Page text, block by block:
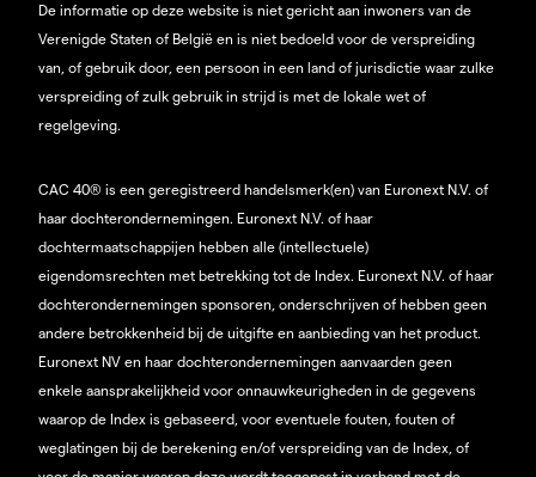
De informatie op deze website is niet gericht aan inwoners van de
Verenigde Staten of België en is niet bedoeld voor de verspreiding
van, of gebruik door, een persoon in een land of jurisdictie waar zulke
verspreiding of zulk gebruik in strijd is met de lokale wet of
regelgeving.
CAC 40® is een geregistreerd handelsmerk(en) van Euronext N.V. of
haar dochterondernemingen. Euronext N.V. of haar
dochtermaatschappijen hebben alle (intellectuele)
eigendomsrechten met betrekking tot de Index. Euronext N.V. of haar
dochterondernemingen sponsoren, onderschrijven of hebben geen
andere betrokkenheid bij de uitgifte en aanbieding van het product.
Euronext NV en haar dochterondernemingen aanvaarden geen
enkele aansprakelijkheid voor onnauwkeurigheden in de gegevens
waarop de Index is gebaseerd, voor eventuele fouten, fouten of
weglatingen bij de berekening en/of verspreiding van de Index, of